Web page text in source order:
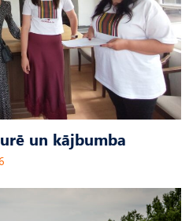
un kājbumba